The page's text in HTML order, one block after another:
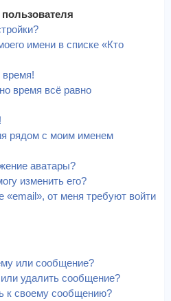
имени в списке «Кто
время всё равно
рядом с моим именем
аватары?
изменить его?
«email», от меня требуют войти
или сообщение?
удалить сообщение?
к своему сообщению?